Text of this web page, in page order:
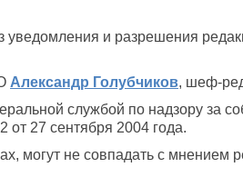
уведомления и разрешения
Александр Голубчиков, шеф-
службой по надзору за
от 27 сентября 2004 года.
могут не совпадать с мнением